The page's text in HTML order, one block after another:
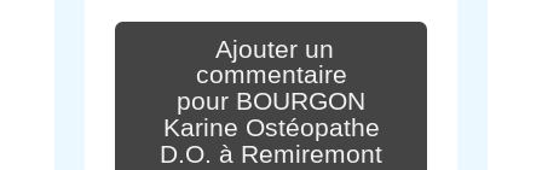
Ajouter un
commentaire
pour BOURGON
Karine Ostéopathe
D.O. à Remiremont